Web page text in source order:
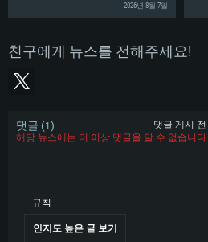
여유 저장 공간: 62.2 GB (전체 클라이언트)
2026년 8월 7일
친구에게 뉴스를 전해주세요!
댓글 (1)
댓글 게시
해당 뉴스에는 더 이상 댓글을 달 수 없습니다
규칙
인지도 높은 글 보기